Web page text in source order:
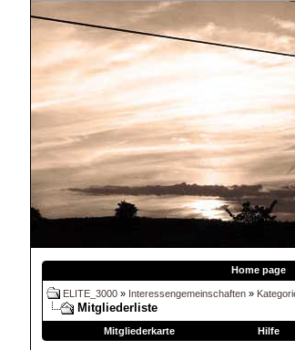
Home page
ELITE_3000 » Interessengemeinschaften »
Mitgliederliste
Mitgliederkarte
Hilfe